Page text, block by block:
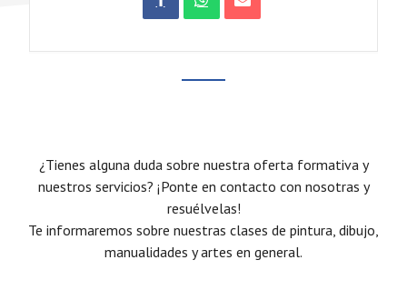
¿Tienes alguna duda sobre nuestra oferta formativa y
nuestros servicios? ¡Ponte en contacto con nosotras y
resuélvelas!
Te informaremos sobre nuestras clases de pintura, dibujo,
manualidades y artes en general.